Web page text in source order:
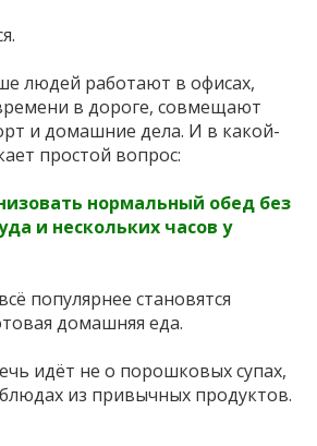
людей работают в офисах,
в дороге, совмещают
и домашние дела. И в какой-
простой вопрос:
нормальный обед без
и нескольких часов у
популярнее становятся
домашняя еда.
идёт не о порошковых супах,
из привычных продуктов.